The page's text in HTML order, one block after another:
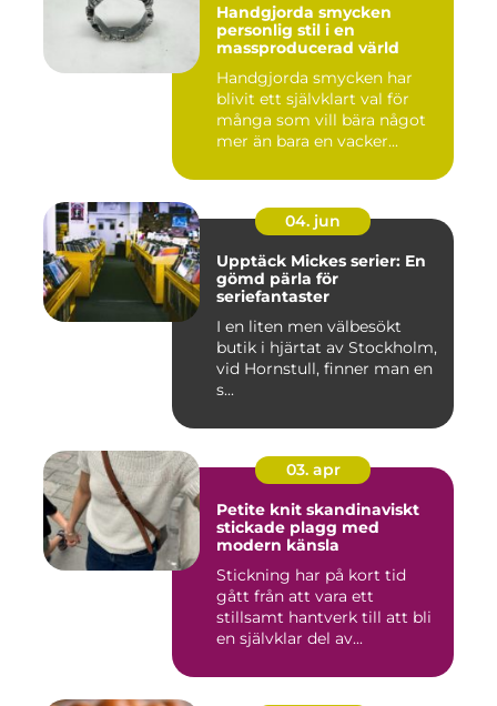
Handgjorda smycken
personlig stil i en
massproducerad värld
Handgjorda smycken har
blivit ett självklart val för
många som vill bära något
mer än bara en vacker...
04. jun
Upptäck Mickes serier: En
gömd pärla för
seriefantaster
I en liten men välbesökt
butik i hjärtat av Stockholm,
vid Hornstull, finner man en
s...
03. apr
Petite knit skandinaviskt
stickade plagg med
modern känsla
Stickning har på kort tid
gått från att vara ett
stillsamt hantverk till att bli
en självklar del av...